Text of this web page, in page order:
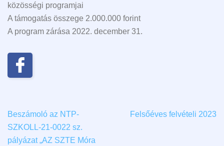
közösségi programjai
A támogatás összege 2.000.000 forint
A program zárása 2022. december 31.
Beszámoló az NTP-
SZKOLL-21-0022 sz.
pályázat „AZ SZTE Móra
Felsőéves felvételi 2023